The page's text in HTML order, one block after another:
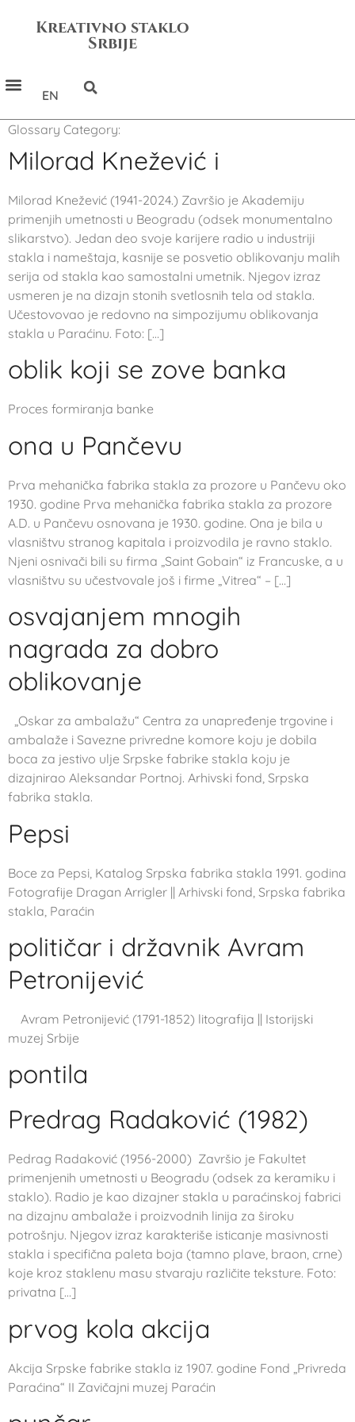
Kreativno staklo
Srbije
EN
Glossary Category:
Milorad Knežević i
Milorad Knežević (1941-2024.) Završio je Akademiju
primenjih umetnosti u Beogradu (odsek monumentalno
slikarstvo). Jedan deo svoje karijere radio u industriji
stakla i nameštaja, kasnije se posvetio oblikovanju malih
serija od stakla kao samostalni umetnik. Njegov izraz
usmeren je na dizajn stonih svetlosnih tela od stakla.
Učestovovao je redovno na simpozijumu oblikovanja
stakla u Paraćinu. Foto: […]
oblik koji se zove banka
Proces formiranja banke
ona u Pančevu
Prva mehanička fabrika stakla za prozore u Pančevu oko
1930. godine Prva mehanička fabrika stakla za prozore
A.D. u Pančevu osnovana je 1930. godine. Ona je bila u
vlasništvu stranog kapitala i proizvodila je ravno staklo.
Njeni osnivači bili su firma „Saint Gobain“ iz Francuske, a u
vlasništvu su učestvovale još i firme „Vitrea“ – […]
osvajanjem mnogih
nagrada za dobro
oblikovanje
„Oskar za ambalažu“ Centra za unapređenje trgovine i
ambalaže i Savezne privredne komore koju je dobila
boca za jestivo ulje Srpske fabrike stakla koju je
dizajnirao Aleksandar Portnoj. Arhivski fond, Srpska
fabrika stakla.
Pepsi
Boce za Pepsi, Katalog Srpska fabrika stakla 1991. godina
Fotografije Dragan Arrigler || Arhivski fond, Srpska fabrika
stakla, Paraćin
političar i državnik Avram
Petronijević
Avram Petronijević (1791-1852) litografija || Istorijski
muzej Srbije
pontila
Predrag Radaković (1982)
Pedrag Radaković (1956-2000) Završio je Fakultet
primenjenih umetnosti u Beogradu (odsek za keramiku i
staklo). Radio je kao dizajner stakla u paraćinskoj fabrici
na dizajnu ambalaže i proizvodnih linija za široku
potrošnju. Njegov izraz karakteriše isticanje masivnosti
stakla i specifična paleta boja (tamno plave, braon, crne)
koje kroz staklenu masu stvaraju različite teksture. Foto:
privatna […]
prvog kola akcija
Akcija Srpske fabrike stakla iz 1907. godine Fond „Privreda
Paraćina“ II Zavičajni muzej Paraćin